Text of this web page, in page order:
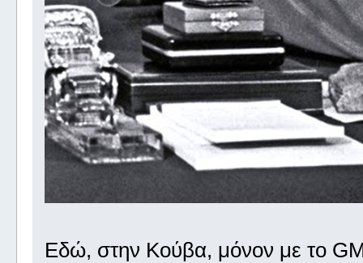
Εδώ, στην Κούβα, μόνον με το